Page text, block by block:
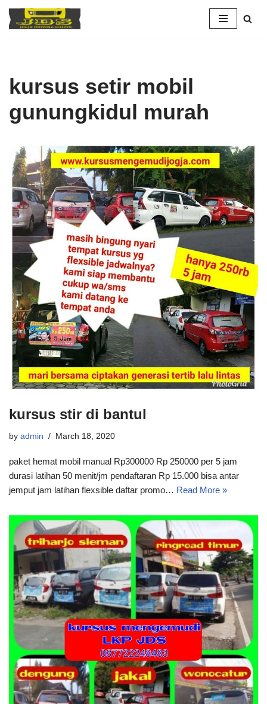
Skip
kursus setir mobil
gunungkidul murah
kursus stir di bantul
by admin March 18, 2020
paket hemat mobil manual Rp300000 Rp 250000 per 5 jam
durasi latihan 50 menit/jm pendaftaran Rp 15.000 bisa antar
jemput jam latihan flexsible daftar promo… Read More »